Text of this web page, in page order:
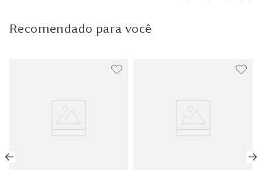
Recomendado para você